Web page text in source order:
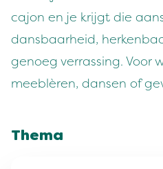
cajon en je krijgt die
dansbaarheid,
genoeg verrassing. Voor
meeblèren, dansen of
Thema